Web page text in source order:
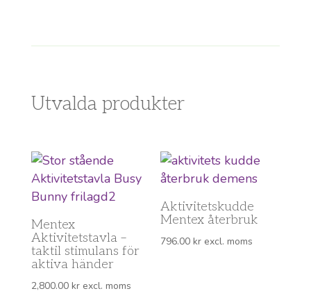
Utvalda produkter
Mentex
Aktivitetstavla –
taktil stimulans för
aktiva händer
2,800.00 krexcl. moms
Aktivitetskudde
Mentex återbruk
796.00kr excl. moms